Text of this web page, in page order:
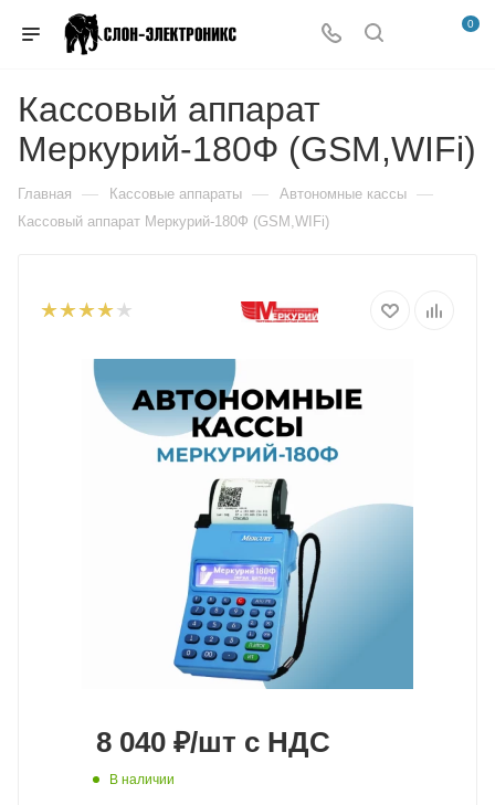
0
Кассовый аппарат
Меркурий-180Ф (GSM,WIFi)
Главная — Кассовые аппараты — Автономные кассы —
Кассовый аппарат Меркурий-180Ф (GSM,WIFi)
8 040 ₽/шт с НДС
В наличии